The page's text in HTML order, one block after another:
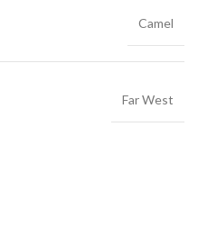
Camel
Far West